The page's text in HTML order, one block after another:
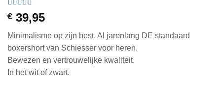
Gewaardeerd
5op 5
op
1
klantbeoordeling
€ 39,95
Minimalisme op zijn best. Al jarenlang DE standaard
boxershort van Schiesser voor heren.
Bewezen en vertrouwelijke kwaliteit.
In het wit of zwart.